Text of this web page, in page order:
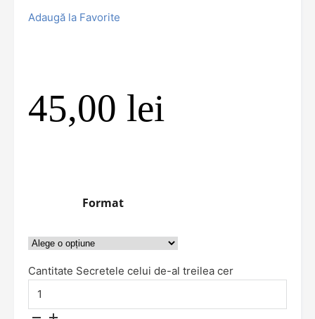
Adaugă la Favorite
45,00 lei
Format
Cantitate Secretele celui de-al treilea cer